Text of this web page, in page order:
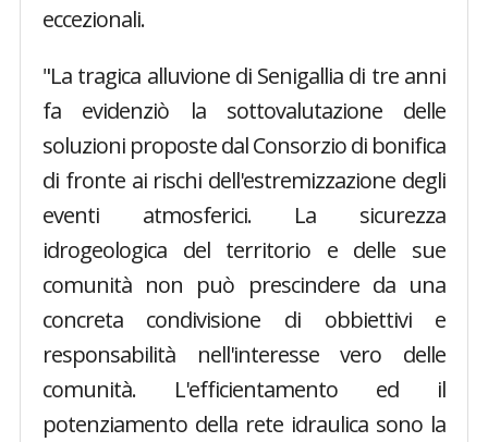
eccezionali.
"La tragica alluvione di Senigallia di tre anni
fa evidenziò la sottovalutazione delle
soluzioni proposte dal Consorzio di bonifica
di fronte ai rischi dell'estremizzazione degli
eventi atmosferici. La sicurezza
idrogeologica del territorio e delle sue
comunità non può prescindere da una
concreta condivisione di obbiettivi e
responsabilità nell'interesse vero delle
comunità. L'efficientamento ed il
potenziamento della rete idraulica sono la